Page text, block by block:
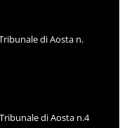
di Aosta n.
di Aosta n.4